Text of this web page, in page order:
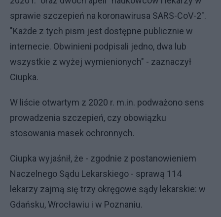
sprawie szczepień na koronawirusa SARS-CoV-2".
"Każde z tych pism jest dostępne publicznie w
internecie. Obwinieni podpisali jedno, dwa lub
wszystkie z wyżej wymienionych" - zaznaczył
Ciupka.
W liście otwartym z 2020 r. m.in. podważono sens
prowadzenia szczepień, czy obowiązku
stosowania masek ochronnych.
Ciupka wyjaśnił, że - zgodnie z postanowieniem
Naczelnego Sądu Lekarskiego - sprawą 114
lekarzy zajmą się trzy okręgowe sądy lekarskie: w
Gdańsku, Wrocławiu i w Poznaniu.